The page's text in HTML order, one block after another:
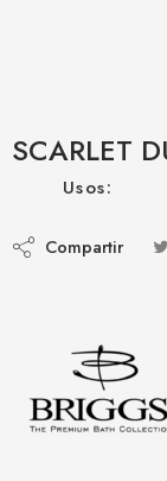
SCARLET
Usos:
Compartir